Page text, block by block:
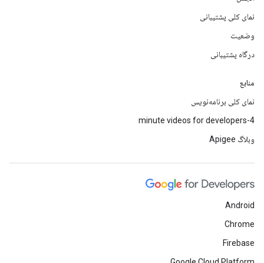
نمای کلی پشتیبانی
وضعیت
درگاه پشتیبانی
منابع
نمای کلی برنامه‌نویس
4-minute videos for developers
وبلاگ Apigee
Android
Chrome
Firebase